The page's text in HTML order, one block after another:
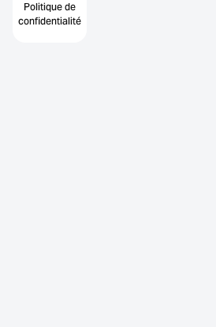
Politique de
confidentialité